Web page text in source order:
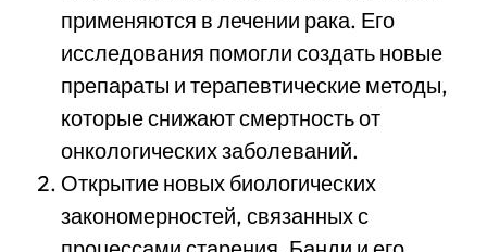
применяются в лечении рака. Его
исследования помогли создать новые
препараты и терапевтические методы,
которые снижают смертность от
онкологических заболеваний.
Открытие новых биологических
закономерностей, связанных с